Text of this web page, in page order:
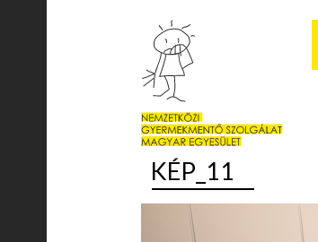
KÉP_11